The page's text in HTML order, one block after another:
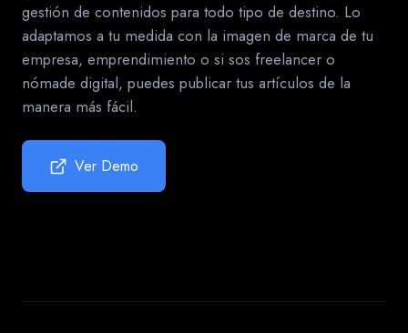
gestión de contenidos para todo tipo de destino. Lo
adaptamos a tu medida con la imagen de marca de tu
empresa, emprendimiento o si sos freelancer o
nómade digital, puedes publicar tus artículos de la
manera más fácil.
Ver Demo